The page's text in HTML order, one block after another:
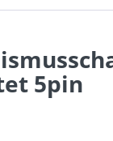
5pin